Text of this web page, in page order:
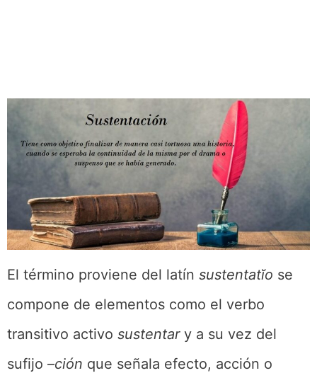
El término proviene del latín sustentatĭo se
compone de elementos como el verbo
transitivo activo sustentar y a su vez del
sufijo –ción que señala efecto, acción o